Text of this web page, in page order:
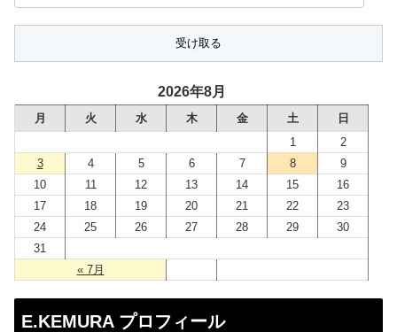
ー
ル
レ
ス
2026年8月
月 火 水 木 金 土 日
« 7月
1
2
3
4 5 6 7 8
9
10
11 12 13 14 15
16
17
18 19 20 21 22
23
24
25 26 27 28 29
30
31
E.KEMURA プロフィール